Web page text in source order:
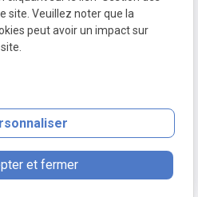
contact_page
Contact
phone
site. Veuillez noter que la
peut avoir un impact sur
et fermer